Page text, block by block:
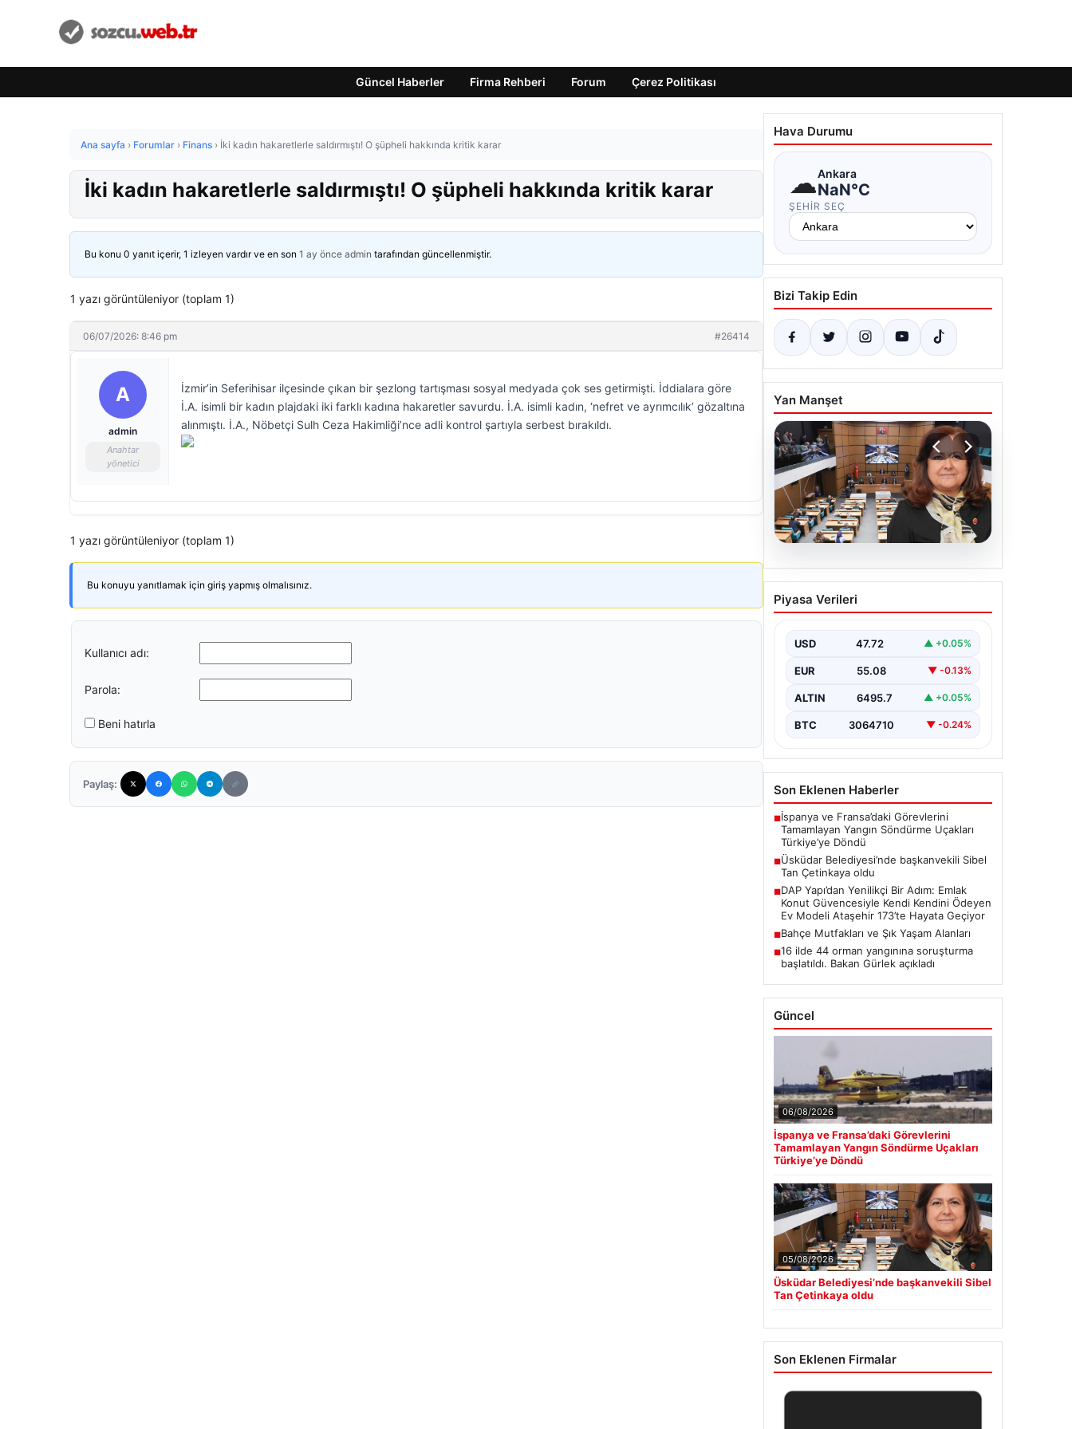
Güncel Haberler Firma Rehberi Forum Çerez Politikası
Ana sayfa › Forumlar › Finans › İki kadın hakaretlerle saldırmıştı! O şüpheli hakkında kritik karar
İki kadın hakaretlerle saldırmıştı! O şüpheli hakkında kritik karar
Bu konu 0 yanıt içerir, 1 izleyen vardır ve en son 1 ay önce admin tarafından güncellenmiştir.
1 yazı görüntüleniyor (toplam 1)
06/07/2026: 8:46 pm #26414
A
admin
Anahtar
yönetici
İzmir’in Seferihisar ilçesinde çıkan bir şezlong tartışması sosyal medyada çok ses getirmişti. İddialara göre
İ.A. isimli bir kadın plajdaki iki farklı kadına hakaretler savurdu. İ.A. isimli kadın, ‘nefret ve ayrımcılık’ gözaltına
alınmıştı. İ.A., Nöbetçi Sulh Ceza Hakimliği’nce adli kontrol şartıyla serbest bırakıldı.
1 yazı görüntüleniyor (toplam 1)
Bu konuyu yanıtlamak için giriş yapmış olmalısınız.
Kullanıcı adı:
Parola:
Beni hatırla
Paylaş:
Hava Durumu
☁Ankara
NaN°C
ŞEHIR SEÇ
Bizi Takip Edin
Yan Manşet
Üsküdar Belediyesi’nde
başkanvekili Sibel Tan
Piyasa Verileri
USD 47.72 ▲ +0.05%
EUR 55.08 ▼ -0.13%
ALTIN 6495.7 ▲ +0.05%
BTC 3064710 ▼ -0.24%
Son Eklenen Haberler
■İspanya ve Fransa’daki Görevlerini
Tamamlayan Yangın Söndürme Uçakları
Türkiye’ye Döndü
■Üsküdar Belediyesi’nde başkanvekili Sibel
Tan Çetinkaya oldu
■DAP Yapı’dan Yenilikçi Bir Adım: Emlak
Konut Güvencesiyle Kendi Kendini Ödeyen
Ev Modeli Ataşehir 173’te Hayata Geçiyor
■Bahçe Mutfakları ve Şık Yaşam Alanları
■16 ilde 44 orman yangınına soruşturma
başlatıldı. Bakan Gürlek açıkladı
Güncel
06/08/2026
İspanya ve Fransa’daki Görevlerini
Tamamlayan Yangın Söndürme Uçakları
Türkiye’ye Döndü
05/08/2026
Üsküdar Belediyesi’nde başkanvekili Sibel
Tan Çetinkaya oldu
Son Eklenen Firmalar